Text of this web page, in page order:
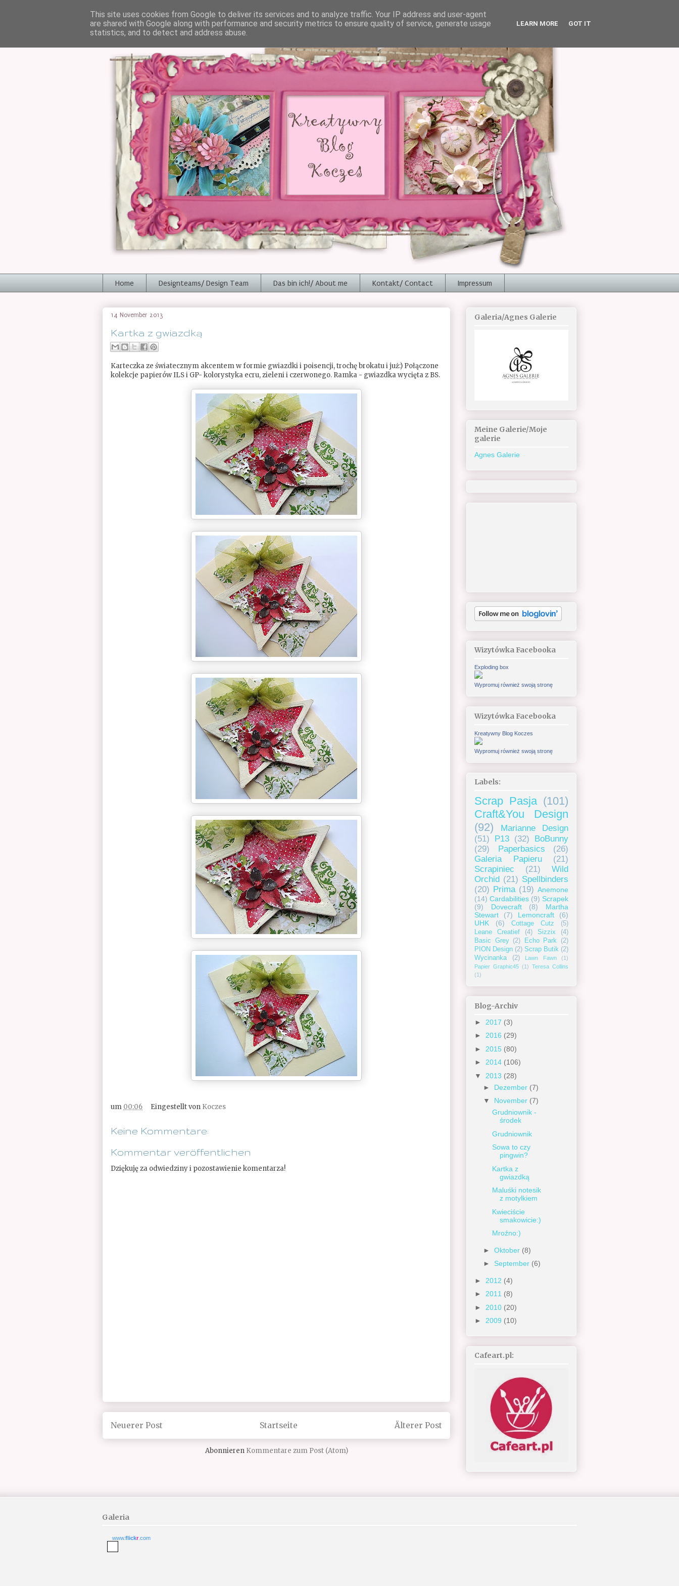
Home Designteams/ Design Team Das bin ich!/ About me Kontakt/ Contact Impressum
14 November 2013
Kartka z gwiazdką
Karteczka ze światecznym akcentem w formie gwiazdki i poisencji, trochę brokatu i już:) Połączone
kolekcje papierów ILS i GP- kolorystyka ecru, zieleni i czerwonego. Ramka - gwiazdka wycięta z BS.
um 00:06 Eingestellt von Koczes
Keine Kommentare:
Kommentar veröffentlichen
Dziękuję za odwiedziny i pozostawienie komentarza!
Neuerer Post Älterer Post
Startseite
Abonnieren Kommentare zum Post (Atom)
Galeria/Agnes Galerie
Meine Galerie/Moje
galerie
Agnes Galerie
Wizytówka Facebooka
Exploding box
Wypromuj również swoją stronę
Wizytówka Facebooka
Kreatywny Blog Koczes
Wypromuj również swoją stronę
Labels:
Scrap Pasja (101)
Craft&You Design
(92)
Marianne Design
(51)
P13 (32)
BoBunny
(29)
Paperbasics
(26)
Galeria Papieru
(21)
Scrapiniec
(21)
Wild
Orchid (21) Spellbinders
(20) Prima (19) Anemone
(14) Cardabilities (9) Scrapek
(9)
Dovecraft (8)
Martha
Stewart
(7) Lemoncraft
(6)
UHK
(6) Cottage Cutz
(5)
Leane Creatief
(4) Sizzix
(4)
Basic Grey (2) Echo Park
(2)
PION Design (2) Scrap Butik (2)
Wycinanka
(2) Lawn Fawn
(1)
Papier Graphic45 (1) Teresa Collins
(1)
Blog-Archiv
► 2017 (3)
► 2016 (29)
► 2015 (80)
► 2014 (106)
▼ 2013 (28)
► Dezember (7)
▼ November (7)
Grudniownik -
środek
Grudniownik
Sowa to czy
pingwin?
Kartka z
gwiazdką
Maluśki notesik
z motylkiem
Kwieciście
smakowicie:)
Mroźno:)
► Oktober (8)
► September (6)
► 2012 (4)
► 2011 (8)
► 2010 (20)
► 2009 (10)
Cafeart.pl:
Galeria
www.flickr .com
This site uses cookies from Google to deliver its services and to analyze traffic. Your IP address and user-agent
are shared with Google along with performance and security metrics to ensure quality of service, generate usage
statistics, and to detect and address abuse.
LEARN MORE GOT IT